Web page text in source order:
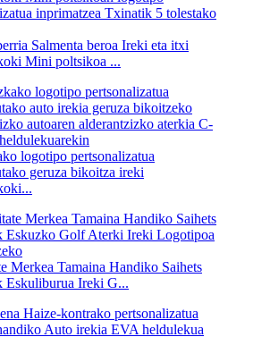
Salmenta beroa Ireki eta itxi
Mini poltsikoa ...
logotipo pertsonalizatua
geruza bikoitza ireki
Merkea Tamaina Handiko Saihets
Eskuliburua Ireki G...